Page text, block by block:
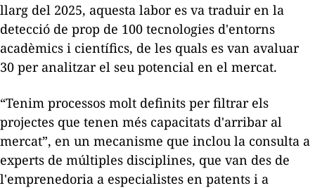
llarg del 2025, aquesta labor es va traduir en la
detecció de prop de 100 tecnologies d'entorns
acadèmics i científics, de les quals es van avaluar
30 per analitzar el seu potencial en el mercat.
“Tenim processos molt definits per filtrar els
projectes que tenen més capacitats d'arribar al
mercat”, en un mecanisme que inclou la consulta a
experts de múltiples disciplines, que van des de
l'emprenedoria a especialistes en patents i a